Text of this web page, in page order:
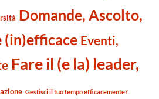
Domande, Ascolto,
(in)efficace Eventi,
Fare il (e la) leader,
Gestisci il tuo tempo efficacemente?